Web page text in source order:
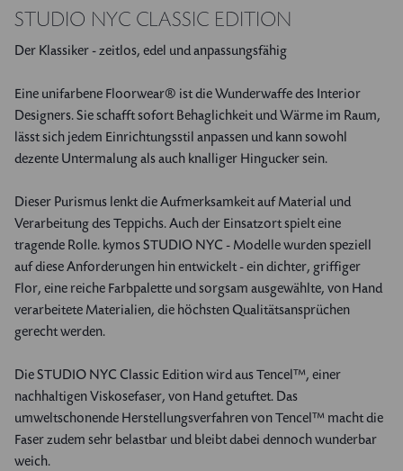
Presse
THE ATELIER
Newsletteranmeldung
Deutsch
STUDIO NYC CLASSIC EDITION
Der Klassiker - zeitlos, edel und anpassungsfähig
Eine unifarbene Floorwear® ist die Wunderwaffe des Interior
Designers. Sie schafft sofort Behaglichkeit und Wärme im Raum,
lässt sich jedem Einrichtungsstil anpassen und kann sowohl
dezente Untermalung als auch knalliger Hingucker sein.
Dieser Purismus lenkt die Aufmerksamkeit auf Material und
Verarbeitung des Teppichs. Auch der Einsatzort spielt eine
tragende Rolle. kymos STUDIO NYC - Modelle wurden speziell
auf diese Anforderungen hin entwickelt - ein dichter, griffiger
Flor, eine reiche Farbpalette und sorgsam ausgewählte, von Hand
verarbeitete Materialien, die höchsten Qualitätsansprüchen
gerecht werden.
Die STUDIO NYC Classic Edition wird aus Tencel™, einer
nachhaltigen Viskosefaser, von Hand getuftet. Das
umweltschonende Herstellungsverfahren von Tencel™ macht die
Faser zudem sehr belastbar und bleibt dabei dennoch wunderbar
weich.